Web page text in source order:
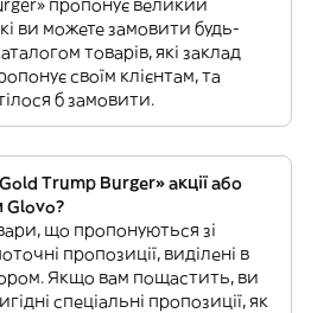
пропонує великий
ви можете замовити будь-
товарів, які заклад
своїм клієнтам, та
б замовити.
Trump Burger» акції або
Glovo?
що пропонуються зі
пропозиції, виділені в
Якщо вам пощастить, ви
спеціальні пропозиції, як